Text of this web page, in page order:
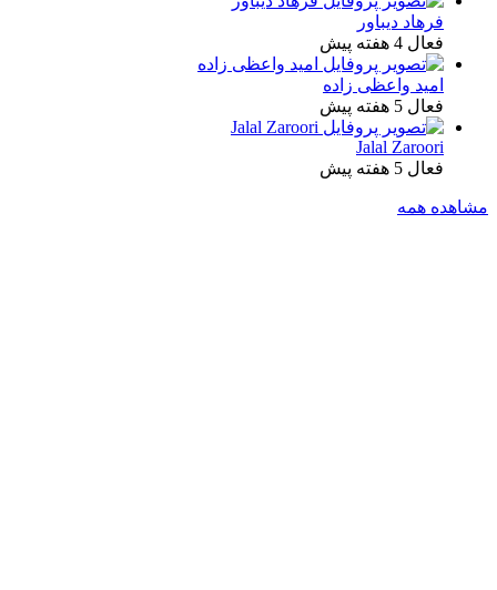
فرهاد دیباور
فعال 4 هفته پیش
امید واعظی زاده
فعال 5 هفته پیش
Jalal Zaroori
فعال 5 هفته پیش
مشاهده همه